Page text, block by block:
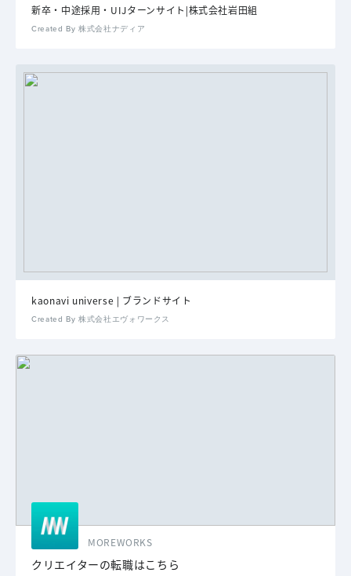
新卒・中途採用・UIJターンサイト|株式会社岩田組
Created By 株式会社ナディア
kaonavi universe | ブランドサイト
Created By 株式会社エヴォワークス
MOREWORKS
クリエイターの転職はこちら